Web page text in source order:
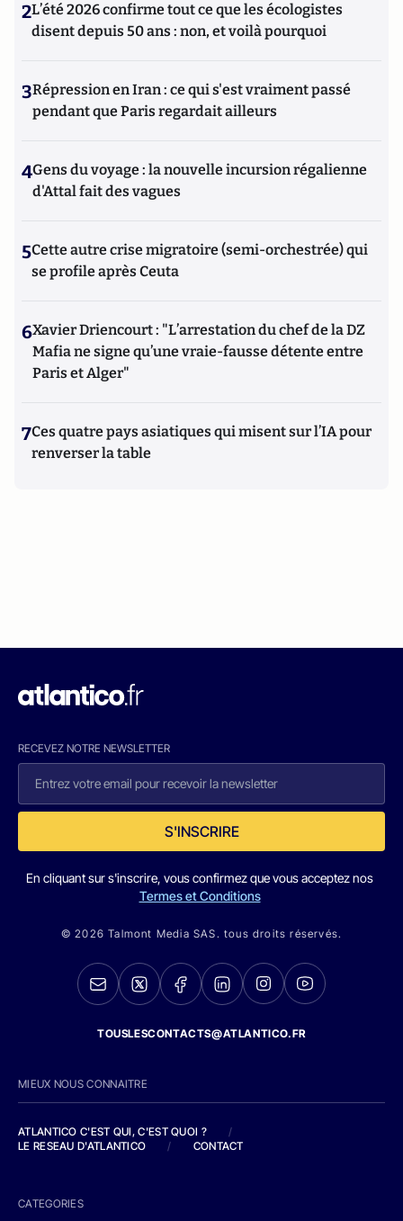
2L’été 2026 confirme tout ce que les écologistes
disent depuis 50 ans : non, et voilà pourquoi
3Répression en Iran : ce qui s'est vraiment passé
pendant que Paris regardait ailleurs
4Gens du voyage : la nouvelle incursion régalienne
d'Attal fait des vagues
5Cette autre crise migratoire (semi-orchestrée) qui
se profile après Ceuta
6Xavier Driencourt : "L’arrestation du chef de la DZ
Mafia ne signe qu’une vraie-fausse détente entre
Paris et Alger"
7Ces quatre pays asiatiques qui misent sur l’IA pour
renverser la table
RECEVEZ NOTRE NEWSLETTER
S'INSCRIRE
En cliquant sur s'inscrire, vous confirmez que vous acceptez nos
Termes et Conditions
© 2026 Talmont Media SAS. tous droits réservés.
TOUSLESCONTACTS@ATLANTICO.FR
MIEUX NOUS CONNAITRE
ATLANTICO C'EST QUI, C'EST QUOI ?
/
LE RESEAU D'ATLANTICO
/ CONTACT
CATEGORIES